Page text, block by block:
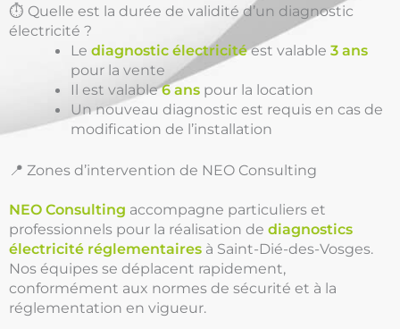
⏱️ Quelle est la durée de validité d’un diagnostic
électricité ?
Lediagnostic électricitéest valable3 ans
pour la vente
Il est valable6 ans pour la location
Un nouveau diagnostic est requis en cas de
modification de l’installation
📍 Zones d’intervention de NEO Consulting
NEO Consulting accompagne particuliers et
professionnels pour la réalisation de diagnostics
électricité réglementaires à Saint-Dié-des-Vosges.
Nos équipes se déplacent rapidement,
conformément aux normes de sécurité et à la
réglementation en vigueur.